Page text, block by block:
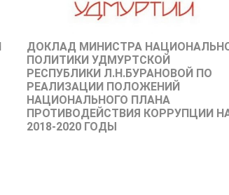
ДОКЛАД МИНИСТРА
ПОЛИТИКИ УДМУРТСКОЙ
РЕСПУБЛИКИ Л.Н.БУРАНОВОЙ ПО
РЕАЛИЗАЦИИ ПОЛОЖЕНИЙ
НАЦИОНАЛЬНОГО ПЛАНА
ПРОТИВОДЕЙСТВИЯ КОРРУПЦИИ
2018-2020 ГОДЫ